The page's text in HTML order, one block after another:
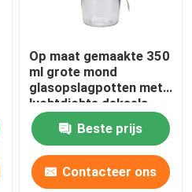
Op maat gemaakte 350
ml grote mond
glasopslagpotten met
luchtdichte deksels
Beste prijs
Contacteer ons